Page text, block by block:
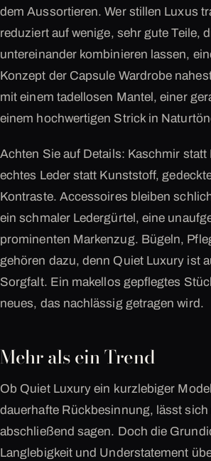
dem Aussortieren. Wer stillen Luxus
reduziert auf wenige, sehr gute Teile,
untereinander kombinieren lassen,
Konzept der Capsule Wardrobe
mit einem tadellosen Mantel, einer
einem hochwertigen Strick in
Achten Sie auf Details: Kaschmir statt
echtes Leder statt Kunststoff,
Kontraste. Accessoires bleiben
ein schmaler Ledergürtel, eine
prominenten Markenzug. Bügeln,
gehören dazu, denn Quiet Luxury ist
Sorgfalt. Ein makellos gepflegtes
neues, das nachlässig getragen wird.
Mehr als ein Trend
Ob Quiet Luxury ein kurzlebiger
dauerhafte Rückbesinnung, lässt
abschließend sagen. Doch die
Langlebigkeit und Understatement